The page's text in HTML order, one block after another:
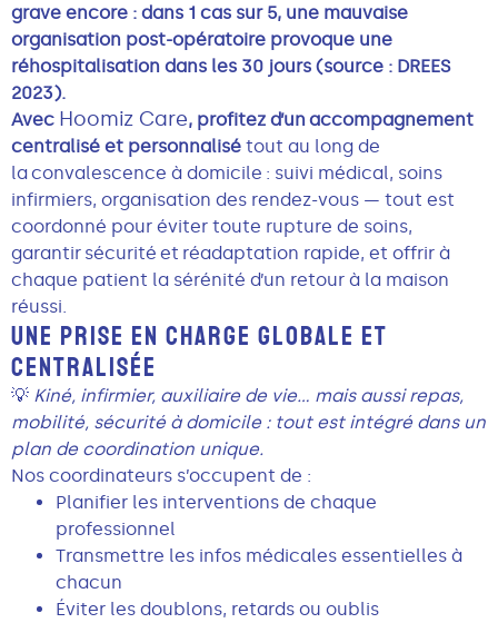
grave encore : dans 1 cas sur 5, une mauvaise
organisation post-opératoire provoque une
réhospitalisation dans les 30 jours (source : DREES
2023).
Avec Hoomiz Care, profitez d’un accompagnement
centralisé et personnalisé tout au long de
la convalescence à domicile : suivi médical, soins
infirmiers, organisation des rendez-vous — tout est
coordonné pour éviter toute rupture de soins,
garantir sécurité et réadaptation rapide, et offrir à
chaque patient la sérénité d’un retour à la maison
réussi.
UNE PRISE EN CHARGE GLOBALE ET
CENTRALISÉE
💡 Kiné, infirmier, auxiliaire de vie… mais aussi repas,
mobilité, sécurité à domicile : tout est intégré dans un
plan de coordination unique.
Nos coordinateurs s’occupent de :
Planifier les interventions de chaque
professionnel
Transmettre les infos médicales essentielles à
chacun
Éviter les doublons, retards ou oublis